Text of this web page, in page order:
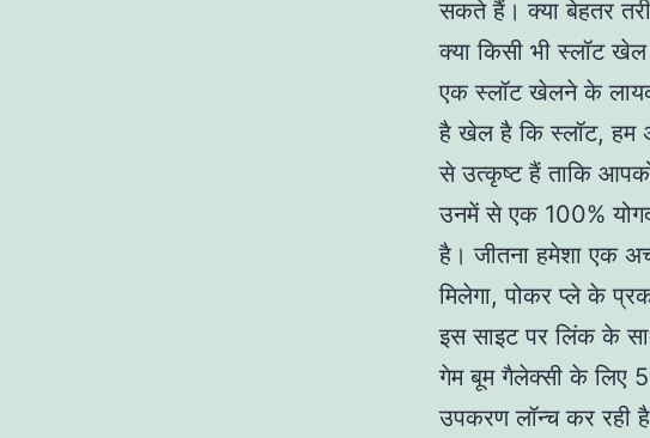
सकते हैं। क्या बेहतर
क्या किसी भी स्लॉट
एक स्लॉट खेलने के लायक
है खेल है कि स्लॉट, हम
से उत्कृष्ट हैं ताकि
उनमें से एक 100%
है। जीतना हमेशा एक
मिलेगा, पोकर प्ले के
इस साइट पर लिंक के
गेम बूम गैलेक्सी के लिए
उपकरण लॉन्च कर रही